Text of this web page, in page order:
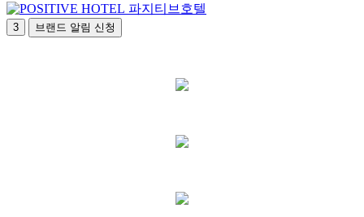
파지티브호텔
3 브랜드 알림 신청